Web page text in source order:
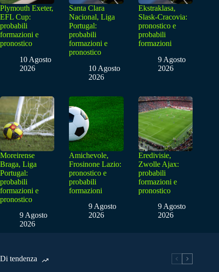
Plymouth Exeter,
EFL Cup:
probabili
formazioni e
pronostico
10 Agosto
2026
Santa Clara
Nacional, Liga
Portugal:
probabili
formazioni e
pronostico
10 Agosto
2026
Ekstraklasa,
Slask-Cracovia:
pronostico e
probabili
formazioni
9 Agosto
2026
Moreirense
Braga, Liga
Portugal:
probabili
formazioni e
pronostico
9 Agosto
2026
Amichevole,
Frosinone Lazio:
pronostico e
probabili
formazioni
9 Agosto
2026
Eredivisie,
Zwolle Ajax:
probabili
formazioni e
pronostico
9 Agosto
2026
Di tendenza